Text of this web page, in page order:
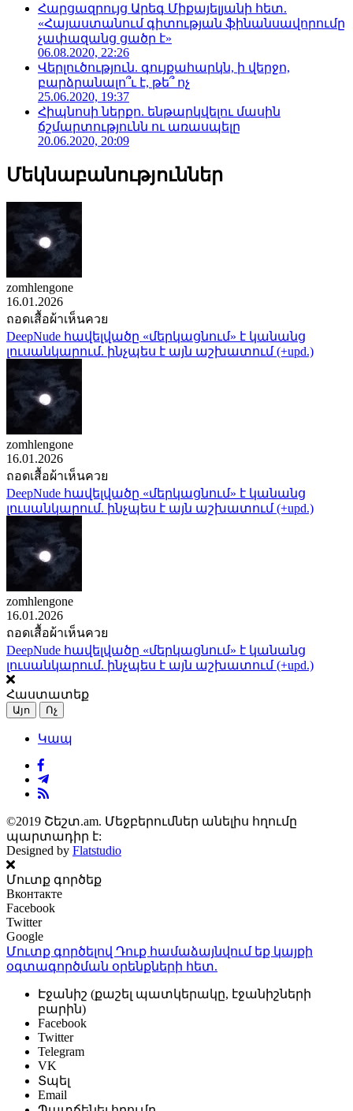
Հարցազրույց Արեգ Միքայելյանի հետ.
«Հայաստանում գիտության ֆինանսավորումը
չափազանց ցածր է»
06.08.2020, 22:26
Վերլուծություն. գույքահարկն, ի վերջո,
բարձրանալո՞ւ է, թե՞ ոչ
25.06.2020, 19:37
Հիպնոսի ներքո. ենթարկվելու մասին
ճշմարտությունն ու առասպելը
20.06.2020, 20:09
Մեկնաբանություններ
zomhlengone
16.01.2026
ถอดเสื้อผ้าเห็นควย
DeepNude հավելվածը «մերկացնում» է կանանց
լուսանկարում. ինչպես է այն աշխատում (+upd.)
zomhlengone
16.01.2026
ถอดเสื้อผ้าเห็นควย
DeepNude հավելվածը «մերկացնում» է կանանց
լուսանկարում. ինչպես է այն աշխատում (+upd.)
zomhlengone
16.01.2026
ถอดเสื้อผ้าเห็นควย
DeepNude հավելվածը «մերկացնում» է կանանց
լուսանկարում. ինչպես է այն աշխատում (+upd.)
Հաստատեք
Այո Ոչ
Կապ
©2019 Շեշտ.am. Մեջբերումներ անելիս հղումը
պարտադիր է:
Designed by Flatstudio
Մուտք գործեք
Вконтакте
Facebook
Twitter
Google
Մուտք գործելով Դուք համաձայնվում եք կայքի
օգտագործման օրենքների հետ.
Էջանիշ (քաշել պատկերակը, էջանիշների
բարին)
Facebook
Twitter
Telegram
VK
Տպել
Email